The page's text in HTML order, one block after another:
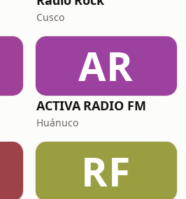
Cusco
AR
ACTIVA RADIO FM
Huánuco
RF